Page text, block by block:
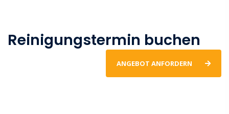
Reinigungstermin buchen
ANGEBOT ANFORDERN